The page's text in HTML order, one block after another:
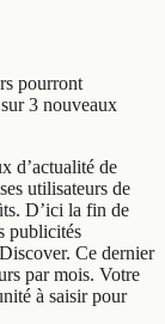
pourront
3 nouveaux
d’actualité de
utilisateurs de
D’ici la fin de
publicités
Ce dernier
par mois. Votre
à saisir pour